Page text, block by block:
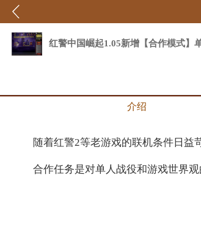
红警中国崛起1.05新增【合作模式】
介绍
随着红警2等老游戏的联机条件日益苛
合作任务是对单人战役和游戏世界观